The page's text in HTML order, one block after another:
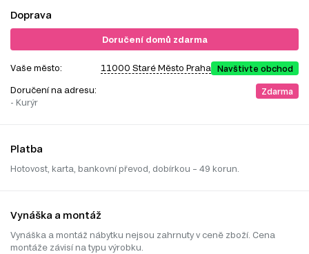
Doprava
Doručení domů zdarma
Vaše město: 11000 Staré Město Praha Navštivte obchod
Doručení na adresu:
- Kurýr
Zdarma
Platba
Hotovost, karta, bankovní převod, dobírkou – 49 korun.
Vynáška a montáž
Vynáška a montáž nábytku nejsou zahrnuty v ceně zboží. Cena
montáže závisí na typu výrobku.